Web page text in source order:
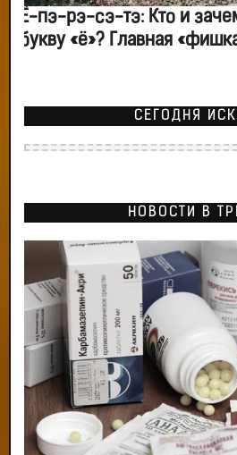
Ё-пэ-рэ-сэ-тэ: Кто и
букву «ё»? Главная
СЕГОДНЯ
НОВОСТИ В